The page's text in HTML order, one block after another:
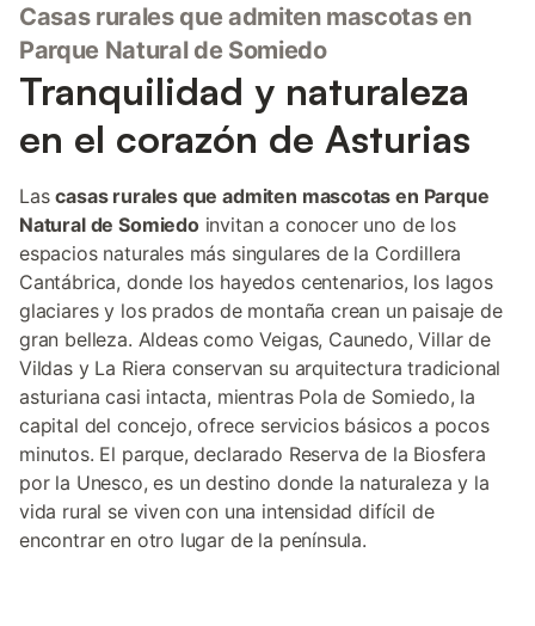
Casas rurales que admiten mascotas en
Parque Natural de Somiedo
Tranquilidad y naturaleza
en el corazón de Asturias
Lascasas rurales que admiten mascotas en Parque
Natural de Somiedoinvitan a conocer uno de los
espacios naturales más singulares de la Cordillera
Cantábrica, donde los hayedos centenarios, los lagos
glaciares y los prados de montaña crean un paisaje de
gran belleza. Aldeas como Veigas, Caunedo, Villar de
Vildas y La Riera conservan su arquitectura tradicional
asturiana casi intacta, mientras Pola de Somiedo, la
capital del concejo, ofrece servicios básicos a pocos
minutos. El parque, declarado Reserva de la Biosfera
por la Unesco, es un destino donde la naturaleza y la
vida rural se viven con una intensidad difícil de
encontrar en otro lugar de la península.